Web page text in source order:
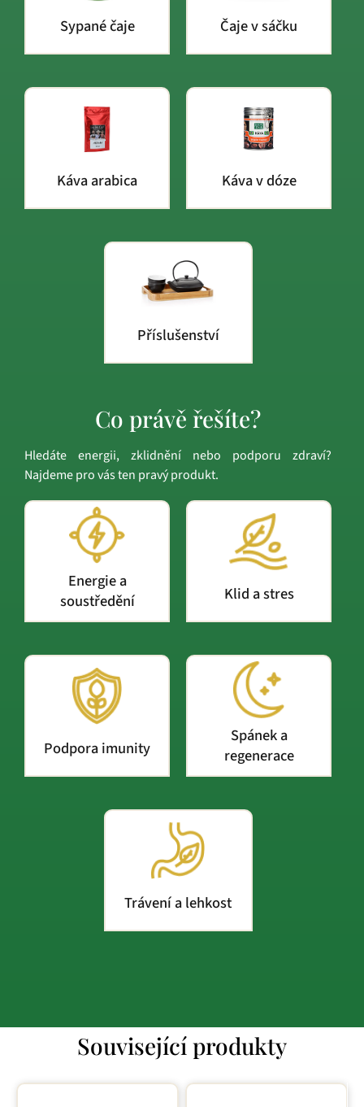
Sypané čaje Čaje v sáčku
Káva arabica Káva v dóze
Příslušenství
Co právě řešíte?
Hledáte energii, zklidnění nebo podporu zdraví?
Najdeme pro vás ten pravý produkt.
Energie a
soustředění
Klid a stres
Podpora imunity
Spánek a
regenerace
Trávení a lehkost
Související produkty